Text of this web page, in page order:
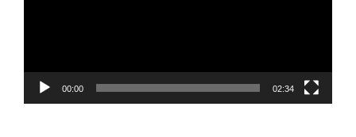
00:00 02:34